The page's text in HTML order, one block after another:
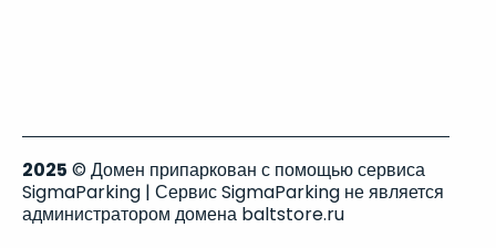
2025 © Домен припаркован с помощью сервиса
SigmaParking | Сервис SigmaParking не является
администратором домена baltstore.ru